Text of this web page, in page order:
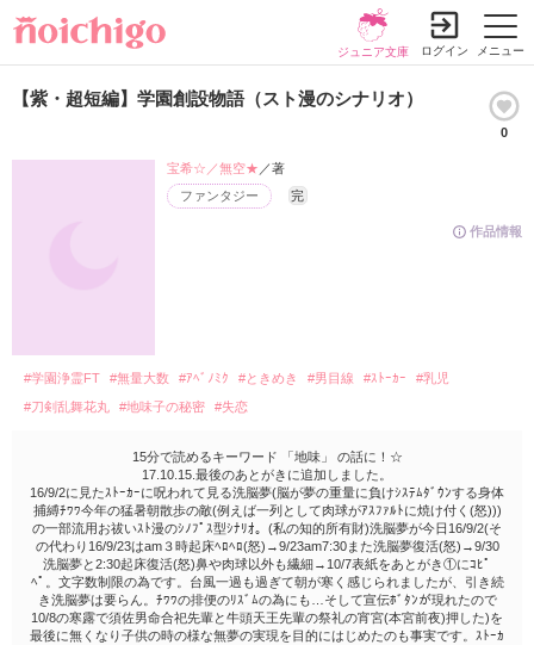
メニュー
ジュニア文庫 ログイン
【紫・超短編】学園創設物語（スト漫のシナリオ）
0
作品情報
ファンタジー 完
宝希☆／無空★ ／著
#学園浄霊FT #無量大数 #ｱﾍﾞﾉﾐｸ #ときめき #男目線 #ｽﾄｰｶｰ
#乳児
#刀剣乱舞花丸
#地味子の秘密 #失恋
15分で読めるキーワード 「地味」 の話に！☆
17.10.15.最後のあとがきに追加しました。
16/9/2に見たｽﾄｰｶｰに呪われて見る洗脳夢(脳が夢の重量に負けｼｽﾃﾑﾀﾞｳﾝする身体
捕縛ﾁﾜﾜ今年の猛暑朝散歩の敵(例えば一列として肉球がｱｽﾌｧﾙﾄに焼け付く(怒)))
の一部流用お祓いｽﾄ漫のｼﾉﾌﾟｽ型ｼﾅﾘｵ。(私の知的所有財)洗脳夢が今日16/9/2(そ
の代わり16/9/23はam３時起床ﾍﾛﾍﾛ(怒)→9/23am7:30また洗脳夢復活(怒)→9/30
洗脳夢と2:30起床復活(怒)鼻や肉球以外も繊細→10/7表紙をあとがき①にｺﾋﾟ
ﾍﾟ。文字数制限の為です。台風一過も過ぎて朝が寒く感じられましたが、引き続
き洗脳夢は要らん。ﾁﾜﾜの排便のﾘｽﾞﾑの為にも…そして宣伝ﾎﾞﾀﾝが現れたので
10/8の寒露で須佐男命合祀先輩と牛頭天王先輩の祭礼の宵宮(本宮前夜)押した)を
最後に無くなり子供の時の様な無夢の実現を目的にはじめたのも事実です。ｽﾄｰｶ